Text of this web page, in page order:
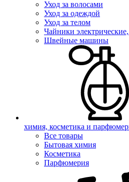
Уход за волосами
Уход за одеждой
Уход за телом
Чайники
Швейные машины
химия, косметика и
Все товары
Бытовая химия
Косметика
Парфюмерия